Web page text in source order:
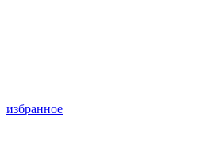
избранное